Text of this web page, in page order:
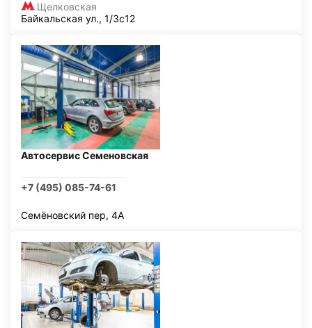
Щелковская
Байкальская ул., 1/3с12
Автосервис Семеновская
+7 (495) 085-74-61
Семёновский пер, 4А